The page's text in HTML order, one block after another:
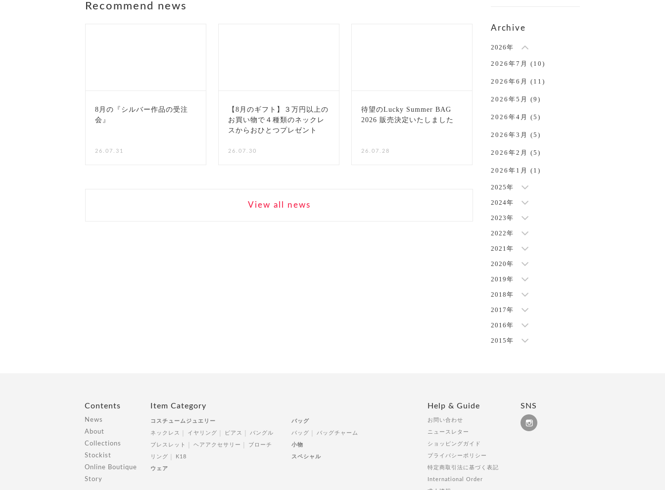
Recommend news
8月の『シルバー作品の受注
会』
26.07.31
【8月のギフト】３万円以上の
お買い物で４種類のネックレ
スからおひとつプレゼント
26.07.30
待望のLucky Summer BAG
2026 販売決定いたしました
26.07.28
View all news
Archive
2026年
2026年7月 (10)
2026年6月 (11)
2026年5月 (9)
2026年4月 (5)
2026年3月 (5)
2026年2月 (5)
2026年1月 (1)
2025年
2024年
2023年
2022年
2021年
2020年
2019年
2018年
2017年
2016年
2015年
Contents
News
About
Collections
Stockist
Online Boutique
Story
Item Category
コスチュームジュエリー
ネックレス イヤリング ピアス バングル
ブレスレット ヘアアクセサリー ブローチ
リング K18
ウェア
バッグ
バッグ バッグチャーム
小物
スペシャル
Help & Guide
お問い合わせ
ニュースレター
ショッピングガイド
プライバシーポリシー
特定商取引法に基づく表記
International Order
SNS